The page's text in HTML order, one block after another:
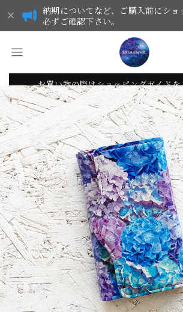
納期についてなど、ご購入前にショ
必ずご確認下さい。
お買い物の際はショッピングガイド